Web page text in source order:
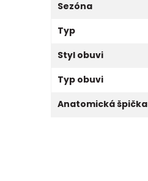
Sezóna
Typ
Styl obuvi
Typ obuvi
Anatomická špička